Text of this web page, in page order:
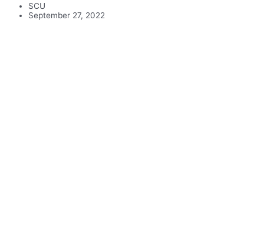
SCU
September 27, 2022